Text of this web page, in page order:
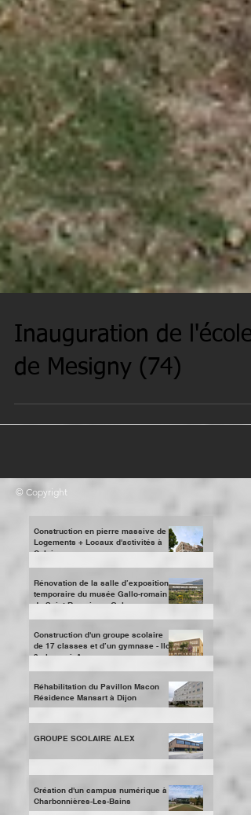
Inauguration de l'école
de Mesigny (74)
© Copyright
Construction en pierre massive de
Logements + Locaux d'activités à
Caluire
Rénovation de la salle d’exposition
temporaire du musée Gallo-romain
de Saint-Romain en Gal
Construction d'un groupe scolaire
de 17 classes et d’un gymnase - Ilot
3 places à Annemasse
Réhabilitation du Pavillon Macon
GROUPE SCOLAIRE ALEX